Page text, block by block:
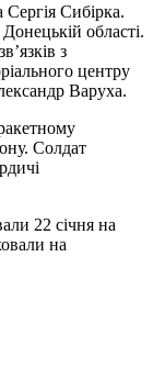
Сергія Сибірка.
області.
з
центру
Варуха.
Солдат
22 січня на
на